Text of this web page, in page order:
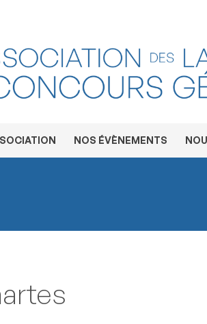
NOS ÉVÈNEMENTS